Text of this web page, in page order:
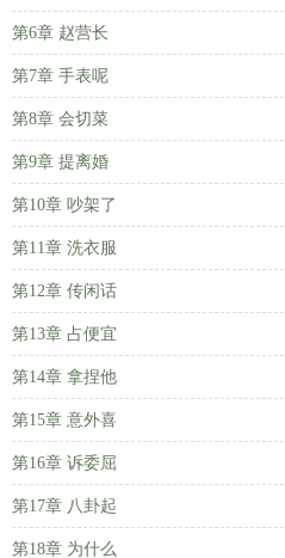
第6章 赵营长
第7章 手表呢
第8章 会切菜
第9章 提离婚
第10章 吵架了
第11章 洗衣服
第12章 传闲话
第13章 占便宜
第14章 拿捏他
第15章 意外喜
第16章 诉委屈
第17章 八卦起
第18章 为什么